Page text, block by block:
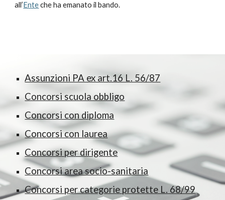
all’Enteche ha emanato il bando.
Assunzioni PA ex art.16 L. 56/87
Concorsi scuola obbligo
Concorsi con diploma
Concorsi con laurea
Concorsi per dirigente
Concorsi area socio-sanitaria
Concorsi per categorie protette L. 68/99